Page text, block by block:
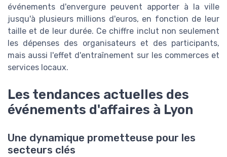
événements d'envergure peuvent apporter à la ville
jusqu'à plusieurs millions d'euros, en fonction de leur
taille et de leur durée. Ce chiffre inclut non seulement
les dépenses des organisateurs et des participants,
mais aussi l'effet d'entraînement sur les commerces et
services locaux.
Les tendances actuelles des
événements d'affaires à Lyon
Une dynamique prometteuse pour les
secteurs clés